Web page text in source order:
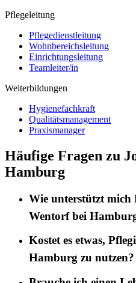
Pflegeleitung
Pflegedienstleitung
Wohnbereichsleitung
Einrichtungsleitung
Teamleiter/in
Weiterbildungen
Hygienefachkraft
Qualitätsmanagement
Praxismanager
Häufige Fragen zu
Hamburg
Wie unterstützt mich
Wentorf bei
Kostet es etwas,
Hamburg zu nutzen?